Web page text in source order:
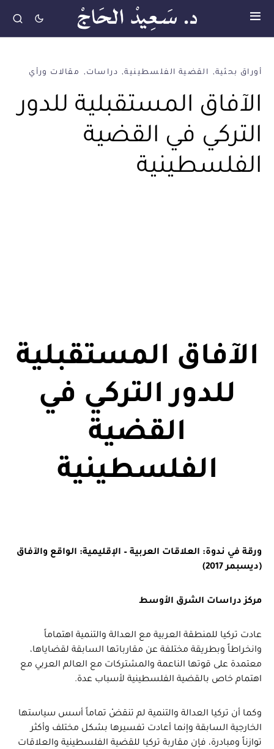
أوراق بحثية القضية الفلسطينية دراسات مقالات ورأي
الآفاق المستقبلية للدور
التركي في القضية
الفلسطينية
الآفاق المستقبلية
للدور التركي في
القضية
الفلسطينية
ورقة في ندوة: العلاقات العربية – الإقليمية: الواقع والآفاق
(ديسبمر 2017)
مركز دراسات الشرق الأوسط
عادت تركيا للمنطقة العربية مع العدالة والتنمية اهتماماً
وانخراطاً وبطريقة مختلفة عن مقارباتها السابقة لقضاياها،
معتمدة على قوتها الناعمة والمشتركات مع العالم العربي مع
اهتمام خاص بالقضية الفلسطينية لأسباب عدة.
وكما أن تركيا العدالة والتنمية لم تنقضْ تماماً أسس سياستها
الخارجية السابقة وإنما أعادت تفسيرها بشكل مختلف وأكثر
توازناً ومبادرة، فإن مقاربة تركيا للقضية الفلسطينية والعلاقات